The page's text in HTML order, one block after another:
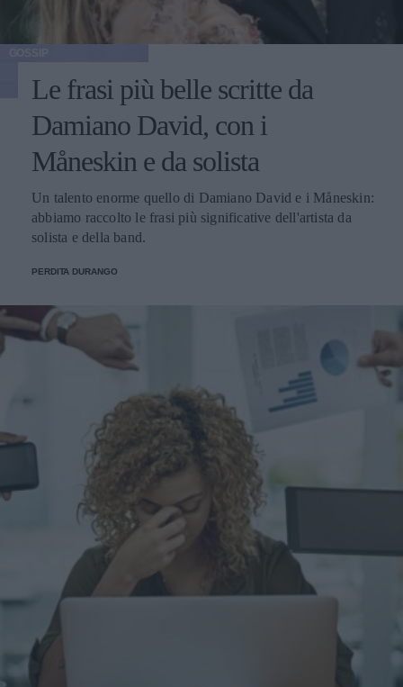
Le frasi più belle scritte da
Damiano David, con i
Måneskin e da solista
Un talento enorme quello di Damiano David e i Måneskin:
abbiamo raccolto le frasi più significative dell'artista da
solista e della band.
PERDITA DURANGO